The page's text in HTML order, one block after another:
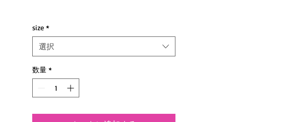
あるサイジングのこだわりラグランT。
裾はあえてラウンドではなくスクエアにした
ことで今っぽいボックスシルエットを演出し
た一方、
バインダー始末の襟リブやラグランの袖まわ
りなど「これぞオーセンティック」
アメカジの王道アイテムとしての持ち味は残
size *
選択
数量 *